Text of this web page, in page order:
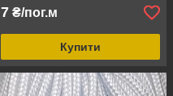
7 ₴/пог.м
Купити